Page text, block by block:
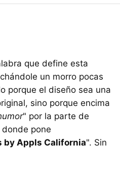
que define esta
un morro pocas
porque el diseño sea una
sino porque encima
" por la parte de
pone
by Appls California". Sin